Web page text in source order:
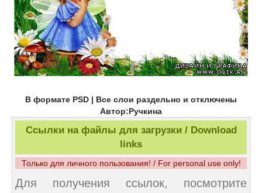
В формате PSD | Все слои раздельно и отключены
Автор:Ручкина
Ссылки на файлы для загрузки / Download
links
Только для личного пользования! / For personal use only!
Для получения ссылок, посмотрите